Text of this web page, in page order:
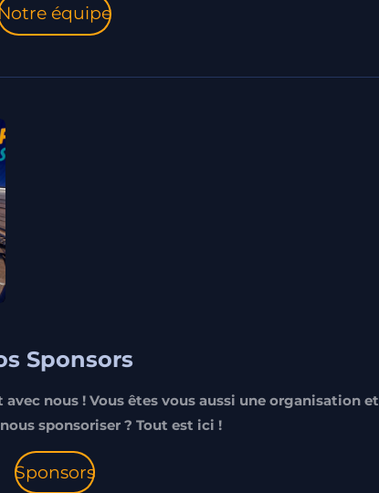
équipe
Sponsors
nous ! Vous êtes vous aussi une organisation et
sponsoriser ? Tout est ici !
Sponsors